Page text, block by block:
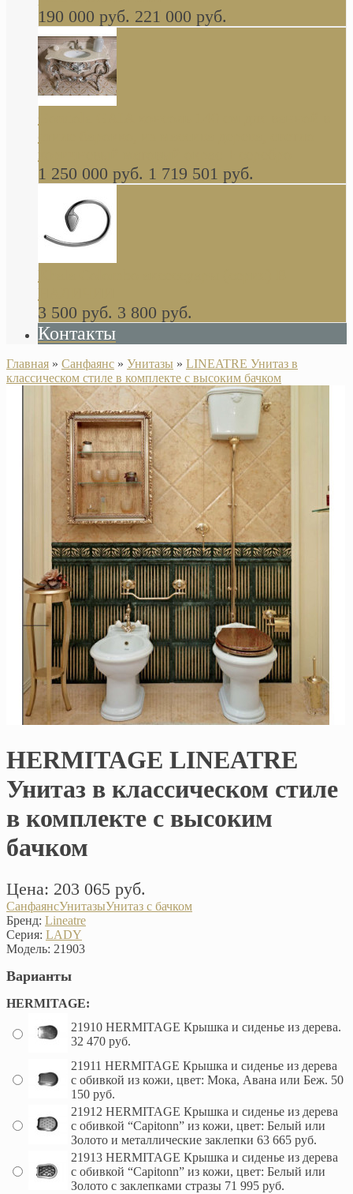
190 000 руб. 221 000 руб.
стиле барокко, из массива дерева, светло
коричневый матовый окрас + серебро
1 250 000 руб. 1 719 501 руб.
Khala Colombo аксессуары (серия) В
НАЛИЧИИ
3 500 руб. 3 800 руб.
Контакты
Главная » Санфаянс » Унитазы » LINEATRE Унитаз в
классическом стиле в комплекте с высоким бачком
HERMITAGE LINEATRE
Унитаз в классическом стиле
в комплекте с высоким
бачком
Цена: 203 065 руб.
СанфаянсУнитазыУнитаз с бачком
Бренд: Lineatre
Серия: LADY
Модель: 21903
Варианты
HERMITAGE:
21910 HERMITAGE Крышка и сиденье из дерева.
32 470 руб.
21911 HERMITAGE Крышка и сиденье из дерева
с обивкой из кожи, цвет: Мока, Авана или Беж. 50
150 руб.
21912 HERMITAGE Крышка и сиденье из дерева
с обивкой “Capitonn” из кожи, цвет: Белый или
Золото и металлические заклепки 63 665 руб.
21913 HERMITAGE Крышка и сиденье из дерева
с обивкой “Capitonn” из кожи, цвет: Белый или
Золото с заклепками стразы 71 995 руб.